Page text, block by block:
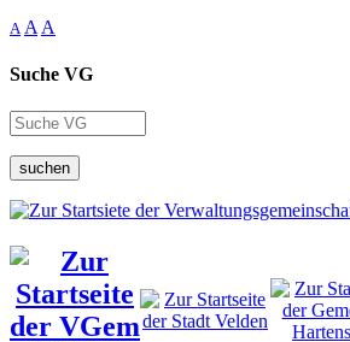
A A A
Suche VG
suchen